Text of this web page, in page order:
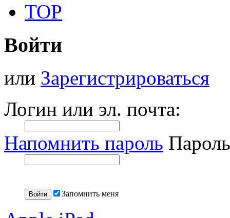
TOP
Войти
или Зарегистрироваться
Логин или эл. почта:
Напомнить пароль
Запомнить меня